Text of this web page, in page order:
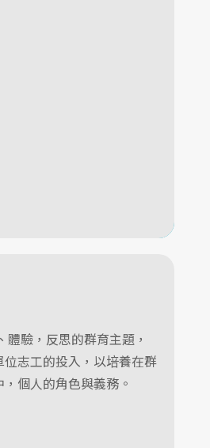
驗，反思的群育主題，
志工的投入，以培養在群
個人的角色與義務。